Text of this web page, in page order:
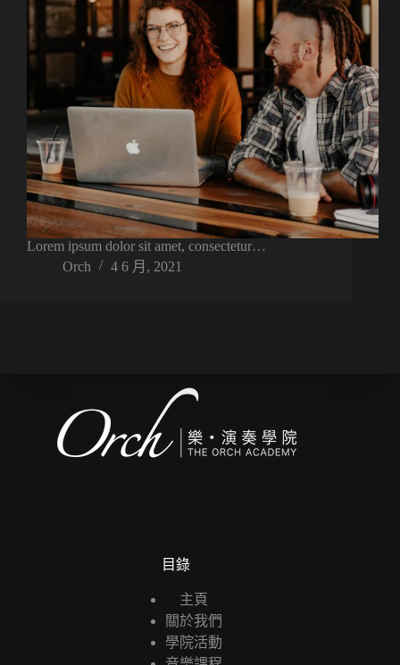
Lorem ipsum dolor sit amet, consectetur…
Orch
4 6 月, 2021
目錄
主頁
關於我們
學院活動